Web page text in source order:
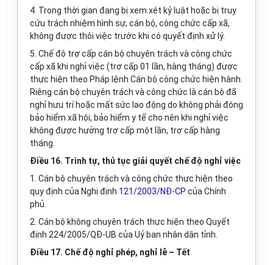
4. Trong thời gian đang bị xem xét kỷ luật hoặc bị truy
cứu trách nhiệm hình sự, cán bộ, công chức cấp xã,
không được thôi việc trước khi có quyết định xử lý.
5. Chế độ trợ cấp cán bộ chuyên trách và công chức
cấp xã khi nghỉ việc (trợ cấp 01 lần, hàng tháng) được
thực hiện theo Pháp lệnh Cán bộ công chức hiện hành.
Riêng cán bộ chuyên trách và công chức là cán bộ đã
nghỉ hưu trí hoặc mất sức lao động do không phải đóng
bảo hiểm xã hội, bảo hiểm y tế cho nên khi nghỉ việc
không được hưởng trợ cấp một lần, trợ cấp hàng
tháng.
Điều 16. Trình tự, thủ tục giải quyết chế độ nghỉ việc
1. Cán bộ chuyên trách và công chức thực hiện theo
quy định của Nghị định 121/2003/NĐ-CP của Chính
phủ.
2. Cán bộ không chuyên trách thực hiện theo Quyết
định 224/2005/QĐ-UB của Uỷ ban nhân dân tỉnh.
Điều 17. Chế độ nghỉ phép, nghỉ lễ – Tết